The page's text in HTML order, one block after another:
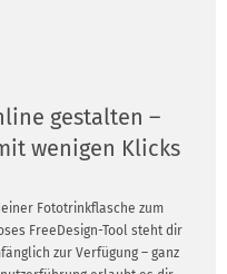
gestalten –
wenigen Klicks
Fototrinkflasche zum
FreeDesign-Tool steht dir
zur Verfügung – ganz